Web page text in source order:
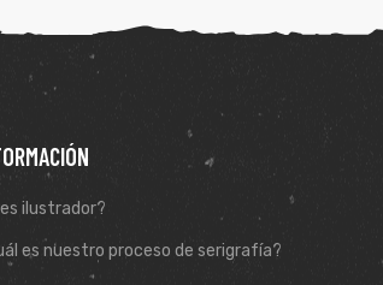
ilustrador?
es nuestro proceso de serigrafía?